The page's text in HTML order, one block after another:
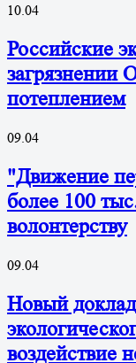
10.04
Российские
загрязнении
потеплением
09.04
"Движение
более 100
волонтерству
09.04
Новый
воздействие